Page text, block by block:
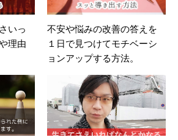
いっ
理由
不安や悩みの改善の答えを
１日で見つけてモチベーシ
ョンアップする方法。